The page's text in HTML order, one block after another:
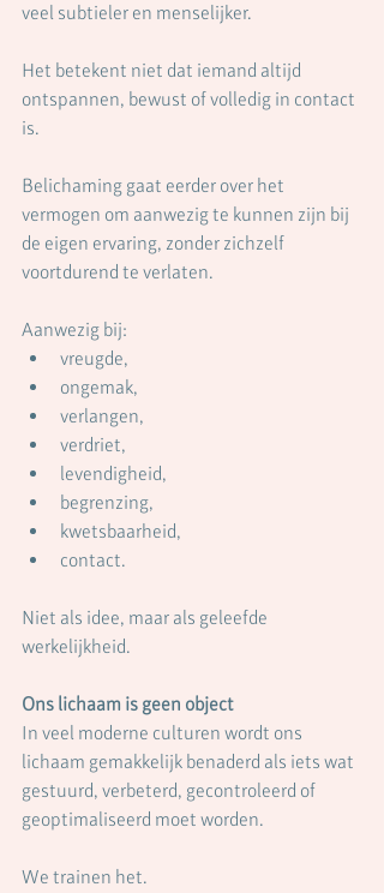
veel subtieler en menselijker.
Het betekent niet dat iemand altijd
ontspannen, bewust of volledig in contact
is.
Belichaming gaat eerder over het
vermogen om aanwezig te kunnen zijn bij
de eigen ervaring, zonder zichzelf
voortdurend te verlaten.
Aanwezig bij:
vreugde,
ongemak,
verlangen,
verdriet,
levendigheid,
begrenzing,
kwetsbaarheid,
contact.
Niet als idee, maar als geleefde
werkelijkheid.
Ons lichaam is geen object
In veel moderne culturen wordt ons
lichaam gemakkelijk benaderd als iets wat
gestuurd, verbeterd, gecontroleerd of
geoptimaliseerd moet worden.
We trainen het.